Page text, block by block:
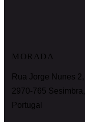
MORADA
Rua Jorge Nunes 2,
2970-765 Sesimbra,
Portugal